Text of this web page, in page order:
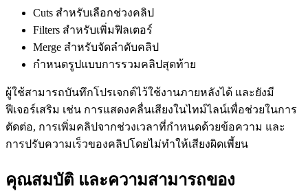
Cuts สำหรับเลือกช่วงคลิป
Filters สำหรับเพิ่มฟิลเตอร์
Merge สำหรับจัดลำดับคลิป
กำหนดรูปแบบการรวมคลิปสุดท้าย
ผู้ใช้สามารถบันทึกโปรเจกต์ไว้ใช้งานภายหลังได้ และยังมี
ฟีเจอร์เสริม เช่น การแสดงคลื่นเสียงในไทม์ไลน์เพื่อช่วยในการ
ตัดต่อ, การเพิ่มคลิปจากช่วงเวลาที่กำหนดด้วยข้อความ และ
การปรับความเร็วของคลิปโดยไม่ทำให้เสียงผิดเพี้ยน
คุณสมบัติ และความสามารถของ